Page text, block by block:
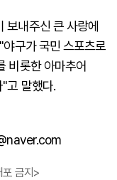
보내주신 큰 사랑에
구가 국민 스포츠로
비롯한 아마추어
고 말했다.
금지>